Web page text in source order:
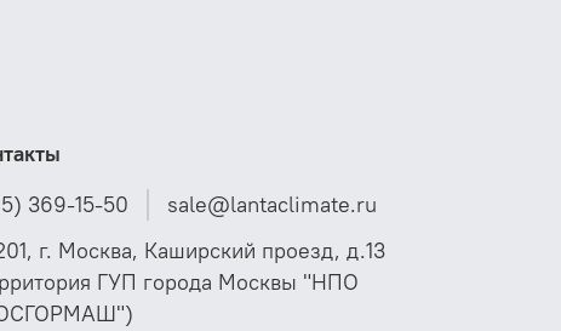
369-15-50
sale@lantaclimate.ru
г. Москва, Каширский проезд, д.13
ГУП города Москвы "НПО